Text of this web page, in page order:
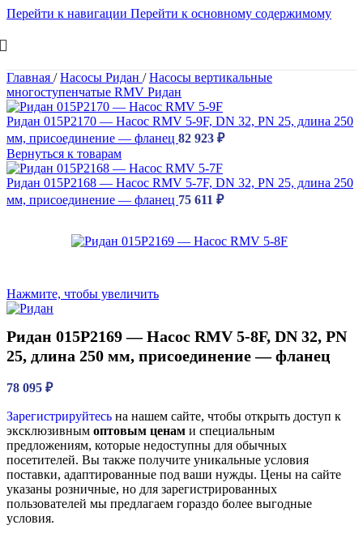
Перейти к навигации Перейти к основному содержимому
Главная / Насосы Ридан / Насосы вертикальные
многоступенчатые RMV Ридан
Ридан 015P2170 — Насос RMV 5-9F, DN 32, PN 25, длина 250
мм, присоединение — фланец 82 923 ₽
Вернуться к товарам
Ридан 015P2168 — Насос RMV 5-7F, DN 32, PN 25, длина 250
мм, присоединение — фланец 75 611 ₽
Нажмите, чтобы увеличить
Ридан 015P2169 — Насос RMV 5-8F, DN 32, PN
25, длина 250 мм, присоединение — фланец
78 095 ₽
Зарегистрируйтесь на нашем сайте, чтобы открыть доступ к
эксклюзивным оптовым ценам и специальным
предложениям, которые недоступны для обычных
посетителей. Вы также получите уникальные условия
поставки, адаптированные под ваши нужды. Цены на сайте
указаны розничные, но для зарегистрированных
пользователей мы предлагаем гораздо более выгодные
условия.